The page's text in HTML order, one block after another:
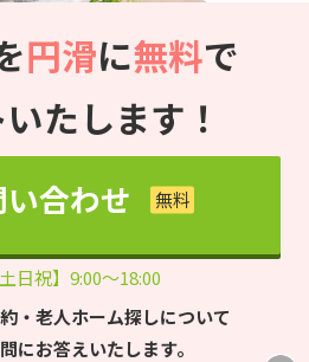
円滑に無料で
たします！
合わせ
日祝】9:00～18:00
・老人ホーム探しについて
にお答えいたします。